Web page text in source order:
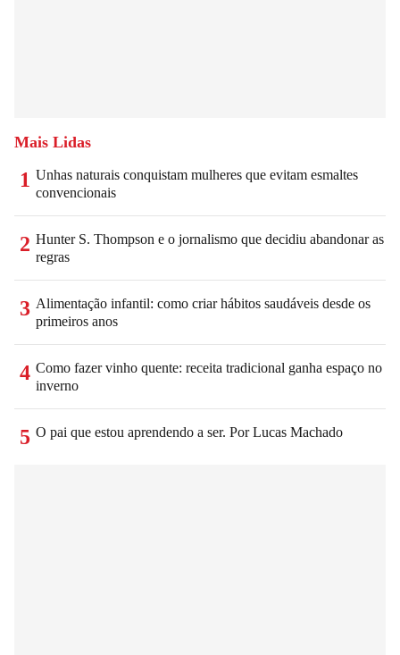
Mais Lidas
1 Unhas naturais conquistam mulheres que evitam esmaltes
convencionais
2 Hunter S. Thompson e o jornalismo que decidiu abandonar as
regras
3 Alimentação infantil: como criar hábitos saudáveis desde os
primeiros anos
4 Como fazer vinho quente: receita tradicional ganha espaço no
inverno
5 O pai que estou aprendendo a ser. Por Lucas Machado